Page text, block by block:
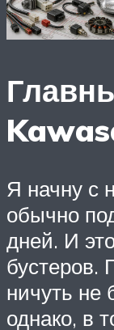
Я начну с
обычно
дней. И
бустеров.
ничуть не
однако, в